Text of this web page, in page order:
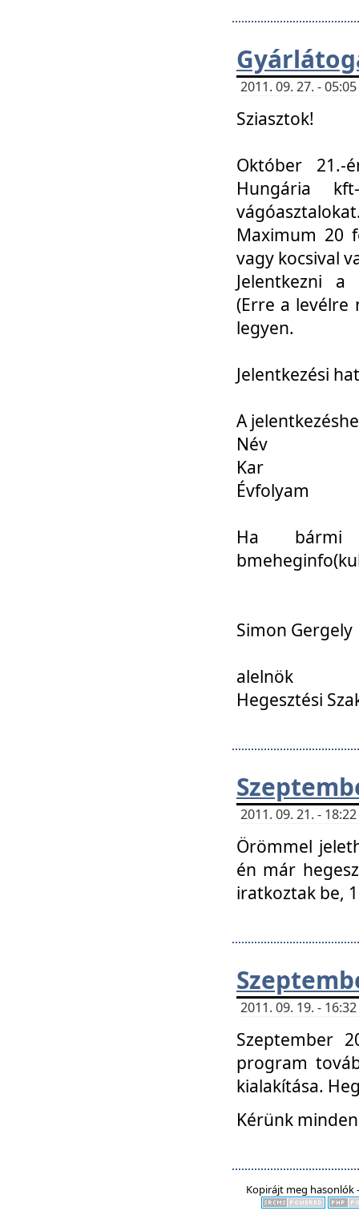
2011. 09. 27. -
Sziasztok!
Október 21.-
Hungária
Maximum 20
vagy kocsival
Jelentkezni a
(Erre a levélre
legyen.
Jelentkezési
A
Név
Kar
Évfolyam
Ha
Simon Gergely
alelnök
Hegesztési
2011. 09. 21. -
Örömmel
én már
iratkoztak be,
2011. 09. 19. -
Szeptember
program
kialakítása.
Kérünk
Kopirájt meg hasonlók